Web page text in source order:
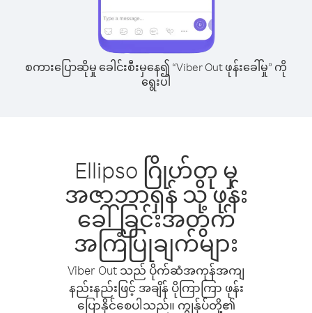
စကားပြောဆိုမှု ခေါင်းစီးမှနေ၍ “Viber Out ဖုန်းခေါ်မှု” ကို
ရွေးပါ
Ellipso ဂြိုဟ်တု မှ
အဇာဘာရှန် သို့ ဖုန်း
ခေါ်ခြင်းအတွက်
အကြံပြုချက်များ
Viber Out သည် ပိုက်ဆံအကုန်အကျ
နည်းနည်းဖြင့် အချိန် ပိုကြာကြာ ဖုန်း
ပြောနိုင်စေပါသည်။ ကျွန်ုပ်တို့၏